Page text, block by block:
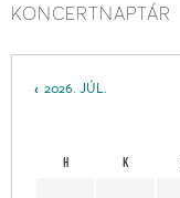
KONCERTNAPTÁR
2026. JÚL.
H K